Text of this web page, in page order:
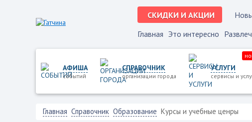
СКИДКИ И АКЦИИ
Главная Это интересно
АФИША
событий
СПРАВОЧНИК
организации города
УСЛУГИ
сервисы и
Главная Справочник Образование Курсы и учебные ценры